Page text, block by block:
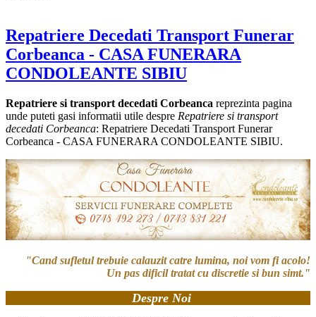
Repatriere Decedati Transport Funerar
Corbeanca - CASA FUNERARA
CONDOLEANTE SIBIU
Repatriere si transport decedati Corbeanca reprezinta pagina
unde puteti gasi informatii utile despre Repatriere si transport
decedati Corbeanca: Repatriere Decedati Transport Funerar
Corbeanca - CASA FUNERARA CONDOLEANTE SIBIU.
"Cand sufletul trebuie calauzit catre lumina, noi vom fi acolo!
Un pas dificil tratat cu discretie si bun simt."
Despre Noi